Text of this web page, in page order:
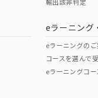
eラーニング
eラーニングのご
コースを選んで
eラーニングコー